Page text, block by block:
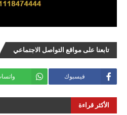
تابعنا على مواقع التواصل الاجتماعي
فيسبوك
الأكثر قراءة